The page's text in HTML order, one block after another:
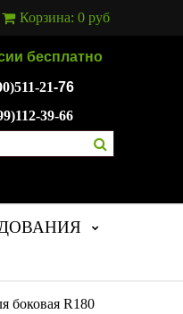
Корзина: 0 руб
бесплатно
21-76
39-66
боковая R180